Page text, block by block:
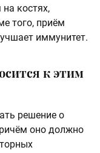
костях,
того, приём
иммунитет.
к этим
решение о
оно должно